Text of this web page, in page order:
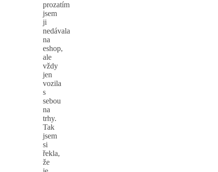
prozatím
jsem
ji
nedávala
na
eshop,
ale
vždy
jen
vozila
s
sebou
na
trhy.
Tak
jsem
si
řekla,
že